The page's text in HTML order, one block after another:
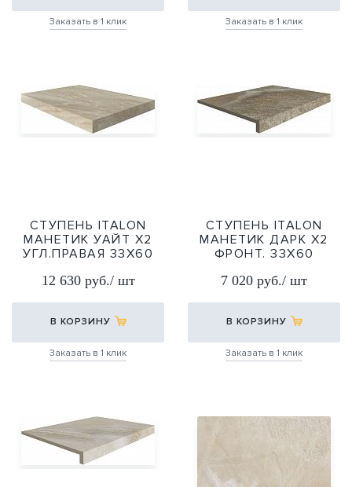
Заказать в 1 клик Заказать в 1 клик
СТУПЕНЬ ITALON
МАНЕТИК УАЙТ Х2
УГЛ.ПРАВАЯ 33Х60
12 630 руб./ шт
В КОРЗИНУ
Заказать в 1 клик
СТУПЕНЬ ITALON
МАНЕТИК ДАРК Х2
ФРОНТ. 33Х60
7 020 руб./ шт
В КОРЗИНУ
Заказать в 1 клик